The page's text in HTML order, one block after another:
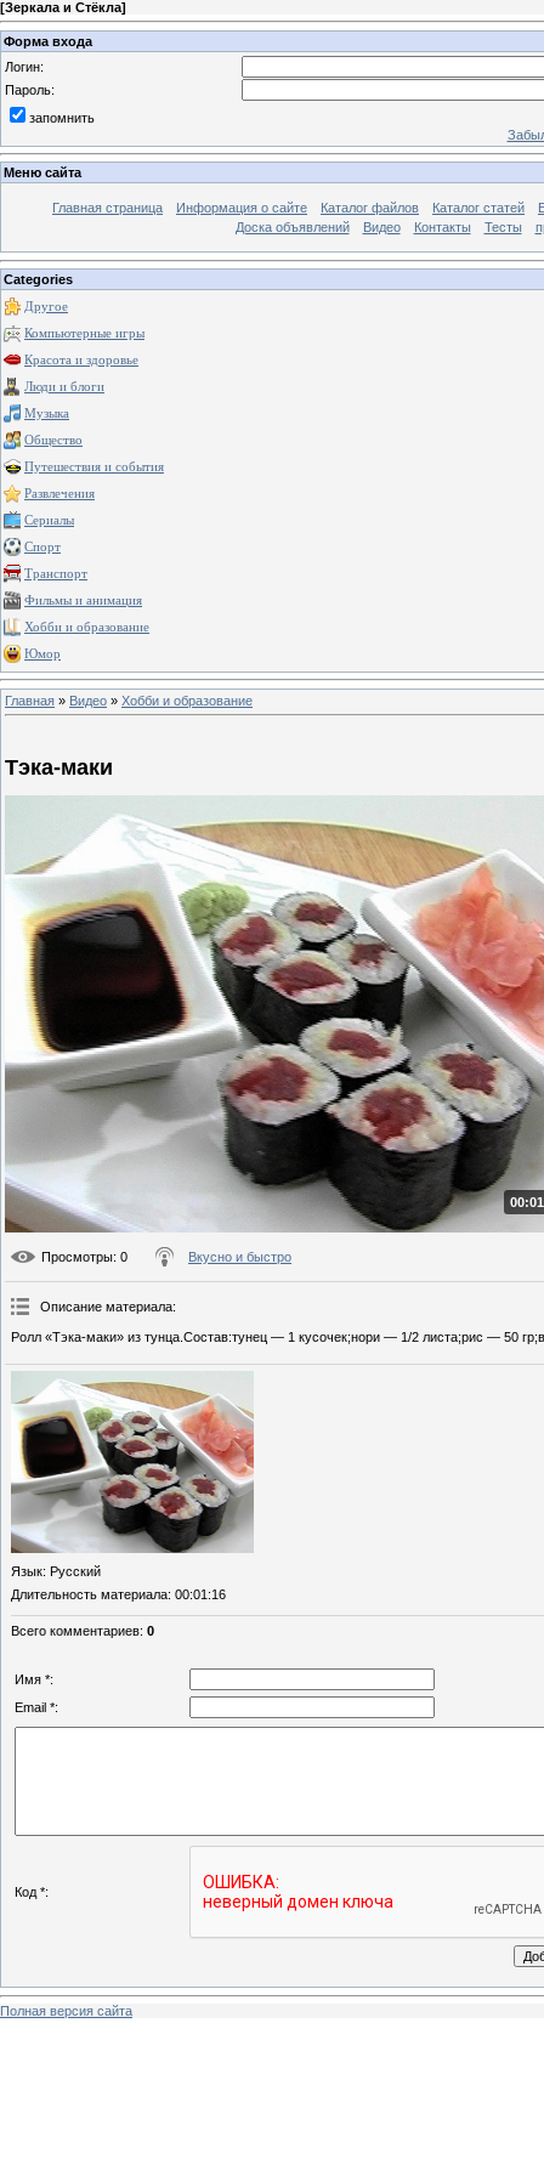
[Зеркала и Стёкла]
Форма входа
Логин:
Пароль:
запомнить
Меню сайта
Главная страница Информация о сайте Каталог файлов Каталог статей
Доска объявлений
Видео Контакты Тесты
Categories
Другое
Компьютерные игры
Красота и здоровье
Люди и блоги
Музыка
Общество
Путешествия и события
Развлечения
Сериалы
Спорт
Транспорт
Фильмы и анимация
Хобби и образование
Юмор
Главная » Видео » Хобби и образование
Тэка-маки
Просмотры: 0 Вкусно и быстро
Описание материала:
Ролл «Тэка-маки» из тунца.Состав:тунец — 1 кусочек;нори — 1/2 листа;рис — 50
Язык: Русский
Длительность материала: 00:01:16
Всего комментариев: 0
Имя *:
Email *:
Код *:
Полная версия сайта